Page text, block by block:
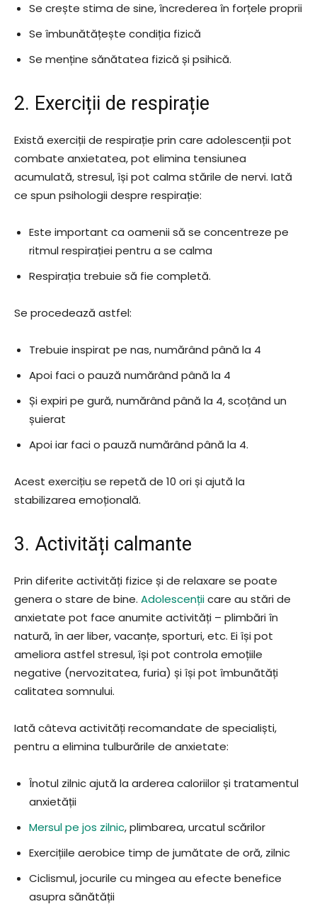
Se crește stima de sine, încrederea în forțele proprii
Se îmbunătățește condiția fizică
Se menține sănătatea fizică și psihică.
2. Exerciții de respirație
Există exerciții de respirație prin care adolescenții pot
combate anxietatea, pot elimina tensiunea
acumulată, stresul, își pot calma stările de nervi. Iată
ce spun psihologii despre respirație:
Este important ca oamenii să se concentreze pe
ritmul respirației pentru a se calma
Respirația trebuie să fie completă.
Se procedează astfel:
Trebuie inspirat pe nas, numărând până la 4
Apoi faci o pauză numărând până la 4
Și expiri pe gură, numărând până la 4, scoțând un
șuierat
Apoi iar faci o pauză numărând până la 4.
Acest exercițiu se repetă de 10 ori și ajută la
stabilizarea emoțională.
3. Activități calmante
Prin diferite activități fizice și de relaxare se poate
genera o stare de bine. Adolescențiicare au stări de
anxietate pot face anumite activități – plimbări în
natură, în aer liber, vacanțe, sporturi, etc. Ei își pot
ameliora astfel stresul, își pot controla emoțiile
negative (nervozitatea, furia) și își pot îmbunătăți
calitatea somnului.
Iată câteva activități recomandate de specialiști,
pentru a elimina tulburările de anxietate:
Înotul zilnic ajută la arderea caloriilor și tratamentul
anxietății
Mersul pe jos zilnic, plimbarea, urcatul scărilor
Exercițiile aerobice timp de jumătate de oră, zilnic
Ciclismul, jocurile cu mingea au efecte benefice
asupra sănătății